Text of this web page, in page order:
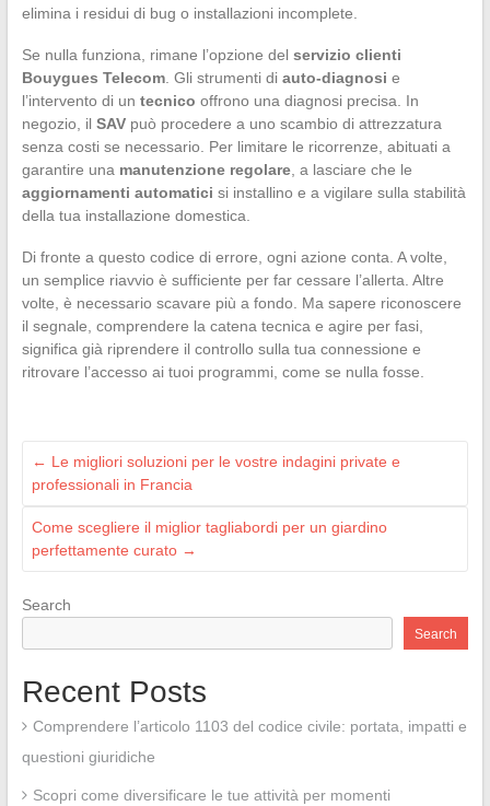
elimina i residui di bug o installazioni incomplete.
Se nulla funziona, rimane l’opzione del servizio clienti
Bouygues Telecom. Gli strumenti di auto-diagnosi e
l’intervento di un tecnico offrono una diagnosi precisa. In
negozio, il SAVpuò procedere a uno scambio di attrezzatura
senza costi se necessario. Per limitare le ricorrenze, abituati a
garantire una manutenzione regolare, a lasciare che le
aggiornamenti automatici si installino e a vigilare sulla stabilità
della tua installazione domestica.
Di fronte a questo codice di errore, ogni azione conta. A volte,
un semplice riavvio è sufficiente per far cessare l’allerta. Altre
volte, è necessario scavare più a fondo. Ma sapere riconoscere
il segnale, comprendere la catena tecnica e agire per fasi,
significa già riprendere il controllo sulla tua connessione e
ritrovare l’accesso ai tuoi programmi, come se nulla fosse.
← Le migliori soluzioni per le vostre indagini private e
professionali in Francia
Come scegliere il miglior tagliabordi per un giardino
perfettamente curato →
Search
Search
Recent Posts
Comprendere l’articolo 1103 del codice civile: portata, impatti e
questioni giuridiche
Scopri come diversificare le tue attività per momenti